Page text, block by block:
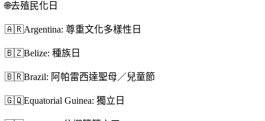
🌐去殖民化日
🇦🇷Argentina: 尊重文化多樣性日
🇧🇿Belize: 種族日
🇧🇷Brazil: 阿帕雷西達聖母／兒童節
🇬🇶Equatorial Guinea: 獨立日